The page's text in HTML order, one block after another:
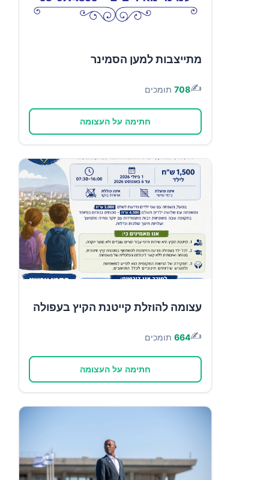
מתייצבות למען הסמינר
✍️
708 תומכים
חתימה על העצומה
עצומה להוזלת קייטנת הקיץ בעפולה
✍️
664 תומכים
חתימה על העצומה